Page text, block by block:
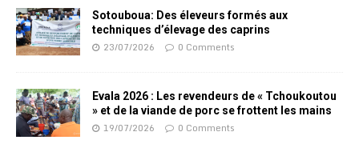
Sotouboua: Des éleveurs formés aux
techniques d’élevage des caprins
23/07/2026 0 Comments
Evala 2026 : Les revendeurs de « Tchoukoutou
» et de la viande de porc se frottent les mains
19/07/2026 0 Comments